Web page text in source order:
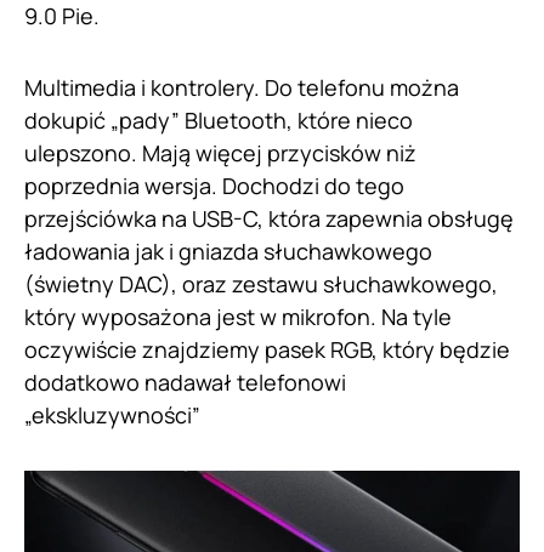
9.0 Pie.
Multimedia i kontrolery. Do telefonu można
dokupić „pady” Bluetooth, które nieco
ulepszono. Mają więcej przycisków niż
poprzednia wersja. Dochodzi do tego
przejściówka na USB-C, która zapewnia obsługę
ładowania jak i gniazda słuchawkowego
(świetny DAC), oraz zestawu słuchawkowego,
który wyposażona jest w mikrofon. Na tyle
oczywiście znajdziemy pasek RGB, który będzie
dodatkowo nadawał telefonowi
„ekskluzywności”